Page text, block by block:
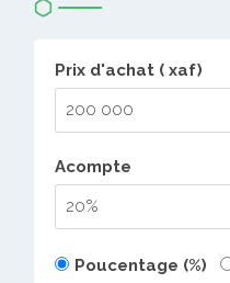
Prix d'achat ( xaf)
Acompte
Poucentage (%)